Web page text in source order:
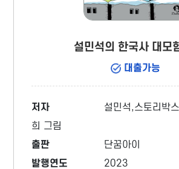
설민석의 한국사 대모
대출가능
저자
설민석,스토리박
희 그림
출판
단꿈아이
발행연도
2023